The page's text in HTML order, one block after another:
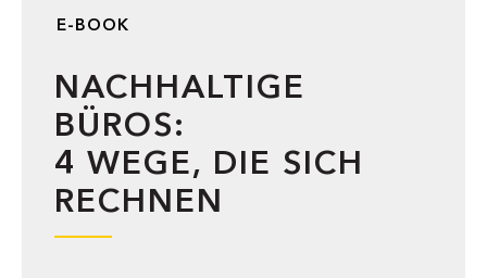
E-BOOK
NACHHALTIGE
BÜROS:
4 WEGE, DIE SICH
RECHNEN